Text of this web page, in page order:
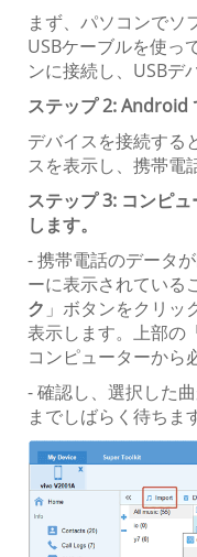
まず、パソコンでソ
USBケーブルを使っ
ンに接続し、USBデ
ステップ 2: Android
デバイスを接続する
スを表示し、携帯電
ステップ 3: コンピ
します。
- 携帯電話のデータ
ーに表示されている
ク 」ボタンをクリッ
表示します。上部の
コンピューターから
- 確認し、選択した
までしばらく待ちま